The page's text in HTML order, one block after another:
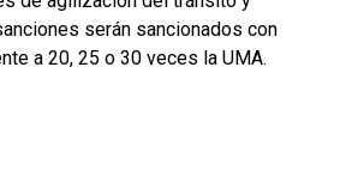
serán sancionados con
a 20, 25 o 30 veces la UMA.